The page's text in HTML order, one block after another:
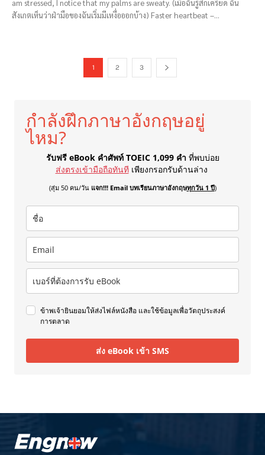
am stressed, I notice that my palms are sweaty. (เมื่อฉันรู้สึกเครียด ฉัน
สังเกตเห็นว่าฝ่ามือของฉันเริ่มมีเหงื่อออกบ้าง) Faster heartbeat –...
1 2 3
กำลังฝึกภาษาอังกฤษอยู่
ไหม?
รับฟรี eBook คำศัพท์ TOEIC 1,099 คำ ที่พบบ่อย
ส่งตรงเข้ามือถือทันที เพียงกรอกรับด้านล่าง
(สุ่ม 50 คน/วัน แจก!!! Email บทเรียนภาษาอังกฤษทุกวัน 1 ปี)
ข้าพเจ้ายินยอมให้ส่งไฟล์หนังสือ และใช้ข้อมูลเพื่อวัตถุประสงค์
การตลาด
ส่ง eBook เข้า SMS